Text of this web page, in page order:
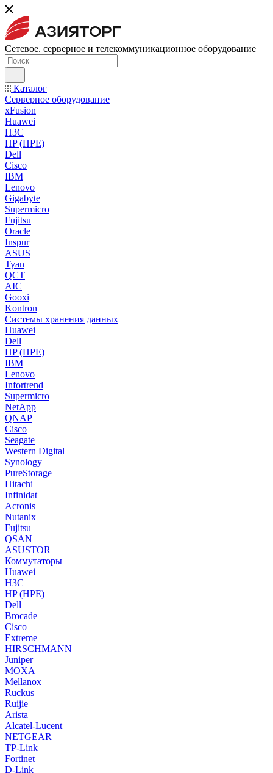
Сетевое. серверное и телекоммуникационное оборудование
Каталог
Серверное оборудование
xFusion
Huawei
H3C
HP (HPE)
Dell
Cisco
IBM
Lenovo
Gigabyte
Supermicro
Fujitsu
Oracle
Inspur
ASUS
Tyan
QCT
AIC
Gooxi
Kontron
Системы хранения данных
Huawei
Dell
HP (HPE)
IBM
Lenovo
Infortrend
Supermicro
NetApp
QNAP
Cisco
Seagate
Western Digital
Synology
PureStorage
Hitachi
Infinidat
Acronis
Nutanix
Fujitsu
QSAN
ASUSTOR
Коммутаторы
Huawei
H3C
HP (HPE)
Dell
Brocade
Cisco
Extreme
HIRSCHMANN
Juniper
MOXA
Mellanox
Ruckus
Ruijie
Arista
Alcatel-Lucent
NETGEAR
TP-Link
Fortinet
D-Link